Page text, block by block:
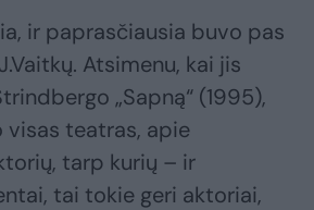
ir paprasčiausia buvo pas
Atsimenu, kai jis
„Sapną“ (1995),
visas teatras, apie
tarp kurių – ir
tai tokie geri aktoriai,